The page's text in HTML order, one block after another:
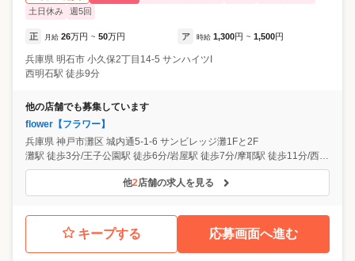
土日休み
週5回
正 月給 26万円 ~ 50万円 ア 時給 1,300円 ~ 1,500円
兵庫県 明石市 小久保2丁目14-5 サンハイツI
西明石駅 徒歩9分
他の店舗でも募集しています
flower【フラワー】
兵庫県 神戸市灘区 城内通5-1-6 サンビレッジ灘1Fと2F
他2店舗の求人を見る
キープする 応募画面へ進む